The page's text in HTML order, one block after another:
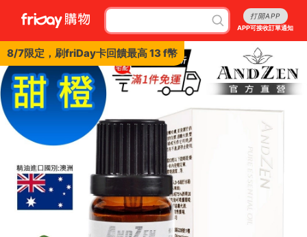
打開APP
APP可接收訂單通知
8/7限定，刷friDay卡回饋最高 13 f幣